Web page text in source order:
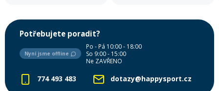
Potřebujete poradit?
Nyní jsme offline
Po - Pá 10:00 - 18:00
So 9:00 - 15:00
Ne ZAVŘENO
774 493 483 dotazy@happysport.cz